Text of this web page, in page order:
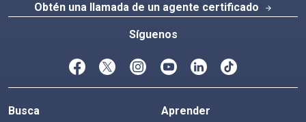
Obtén una llamada de un agente certificado
arrow_forward
Síguenos
Busca Aprender